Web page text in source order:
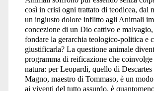
così in crisi ogni trattato di teodicea, dal
un ingiusto dolore inflitto agli Animali
concezione di un Dio cattivo e malvagio,
fondare la gerarchia teologico-politica e
giustificarla? La questione animale
programma di reificazione che coinvolge
natura: per Leopardi, quello di
Magno, maestro di Tommaso, è un
ai viventi del tutto assurdo, è